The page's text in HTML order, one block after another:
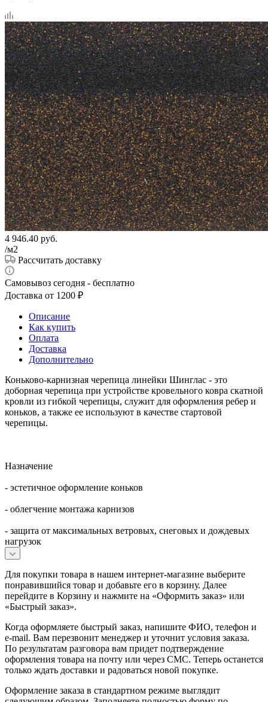
4 946.40 руб.
/м2
Рассчитать доставку
Самовывоз сегодня - бесплатно
Доставка от 1200 ₽
Описание
Как купить
Оплата
Доставка
Дополнительно
Коньково-карнизная черепица линейки Шинглас - это
доборная черепица при устройстве кровельного ковра скатной
кровли из гибкой черепицы, служит для оформления ребер и
коньков, а также ее используют в качестве стартовой
черепицы.
Назначение
- эстетичное оформление коньков
- облегчение монтажа карнизов
- защита от максимальных ветровых, снеговых и дождевых
нагрузок
Для покупки товара в нашем интернет-магазине выберите
понравившийся товар и добавьте его в корзину. Далее
перейдите в Корзину и нажмите на «Оформить заказ» или
«Быстрый заказ».
Когда оформляете быстрый заказ, напишите ФИО, телефон и
e-mail. Вам перезвонит менеджер и уточнит условия заказа.
По результатам разговора вам придет подтверждение
оформления товара на почту или через СМС. Теперь останется
только ждать доставки и радоваться новой покупке.
Оформление заказа в стандартном режиме выглядит